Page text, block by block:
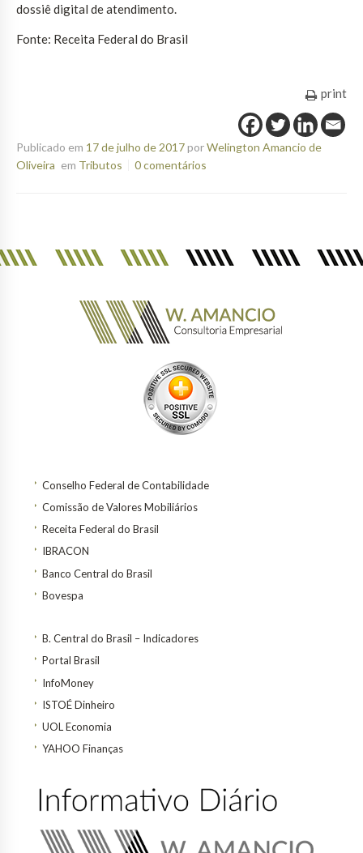
dossiê digital de atendimento.
Fonte: Receita Federal do Brasil
print
Publicado em 17 de julho de 2017porWelington Amancio de
Oliveira em Tributos 0 comentários
Conselho Federal de Contabilidade
Comissão de Valores Mobiliários
Receita Federal do Brasil
IBRACON
Banco Central do Brasil
Bovespa
B. Central do Brasil – Indicadores
Portal Brasil
InfoMoney
ISTOÉ Dinheiro
UOL Economia
YAHOO Finanças